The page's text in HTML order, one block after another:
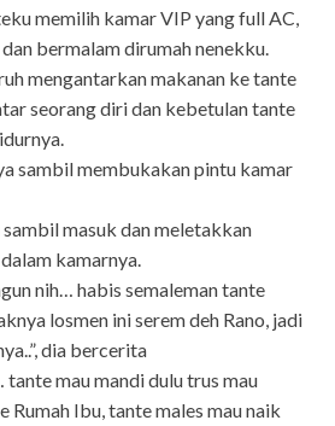
memilih kamar VIP yang full AC,
bermalam dirumah nenekku.
mengantarkan makanan ke tante
seorang diri dan kebetulan tante
sambil membukakan pintu kamar
sambil masuk dan meletakkan
kamarnya.
nih… habis semaleman tante
losmen ini serem deh Rano, jadi
dia bercerita
tante mau mandi dulu trus mau
Rumah Ibu, tante males mau naik